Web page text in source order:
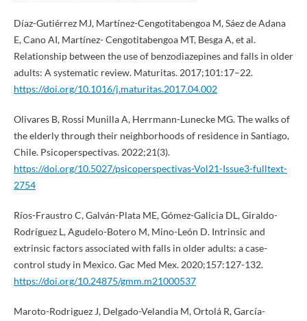
Díaz-Gutiérrez MJ, Martínez-Cengotitabengoa M, Sáez de Adana
E, Cano AI, Martínez- Cengotitabengoa MT, Besga A, et al.
Relationship between the use of benzodiazepines and falls in older
adults: A systematic review. Maturitas. 2017;101:17–22.
https://doi.org/10.1016/j.maturitas.2017.04.002
Olivares B, Rossi Munilla A, Herrmann-Lunecke MG. The walks of
the elderly through their neighborhoods of residence in Santiago,
Chile. Psicoperspectivas. 2022;21(3).
https://doi.org/10.5027/psicoperspectivas-Vol21-Issue3-fulltext-
2754
Ríos-Fraustro C, Galván-Plata ME, Gómez-Galicia DL, Giraldo-
Rodríguez L, Agudelo-Botero M, Mino-León D. Intrinsic and
extrinsic factors associated with falls in older adults: a case-
control study in Mexico. Gac Med Mex. 2020;157:127-132.
https://doi.org/10.24875/gmm.m21000537
Maroto-Rodriguez J, Delgado-Velandia M, Ortolá R, García-